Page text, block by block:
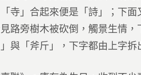
「寺」合起來便是「詩」；下
路旁樹木被砍倒，觸景生情
與「斧斤」，下字都由上字拆